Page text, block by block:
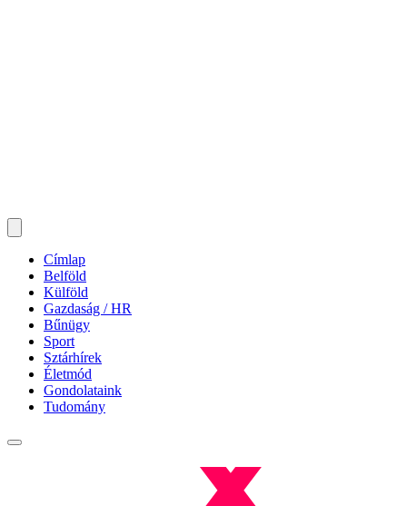
Címlap
Belföld
Külföld
Gazdaság / HR
Bűnügy
Sport
Sztárhírek
Életmód
Gondolataink
Tudomány